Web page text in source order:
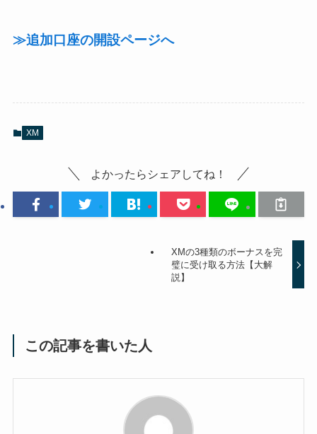
≫追加口座の開設ページへ
XM
よかったらシェアしてね！
XMの3種類のボーナスを完
璧に受け取る方法【大解
説】
この記事を書いた人